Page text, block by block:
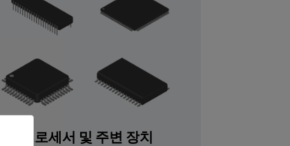
프로세서 및 주변 장치